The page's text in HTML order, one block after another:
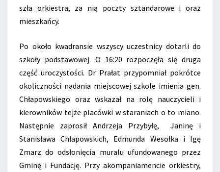
szła orkiestra, za nią poczty sztandarowe i oraz
mieszkańcy.
Po około kwadransie wszyscy uczestnicy dotarli do
szkoły podstawowej. O 16:20 rozpoczęła się druga
część uroczystości. Dr Prałat przypomniał pokrótce
okoliczności nadania miejscowej szkole imienia gen.
Chłapowskiego oraz wskazał na rolę nauczycieli i
kierowników tejże placówki w staraniach o to miano.
Następnie zaprosił Andrzeja Przybyłę, Janinę i
Stanisława Chłapowskich, Edmunda Wesołka i Igę
Zmarz do odsłonięcia muralu ufundowanego przez
Gminę i Fundację. Przy akompaniamencie orkiestry,